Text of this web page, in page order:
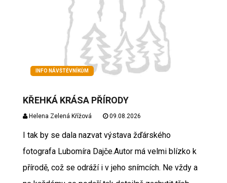
INFO NÁVŠTĚVNÍKŮM
KŘEHKÁ KRÁSA PŘÍRODY
Helena Zelená Křížová 09.08.2026
I tak by se dala nazvat výstava žďárského
fotografa Lubomíra Dajče.Autor má velmi blízko k
přírodě, což se odráží i v jeho snímcích. Ne vždy a